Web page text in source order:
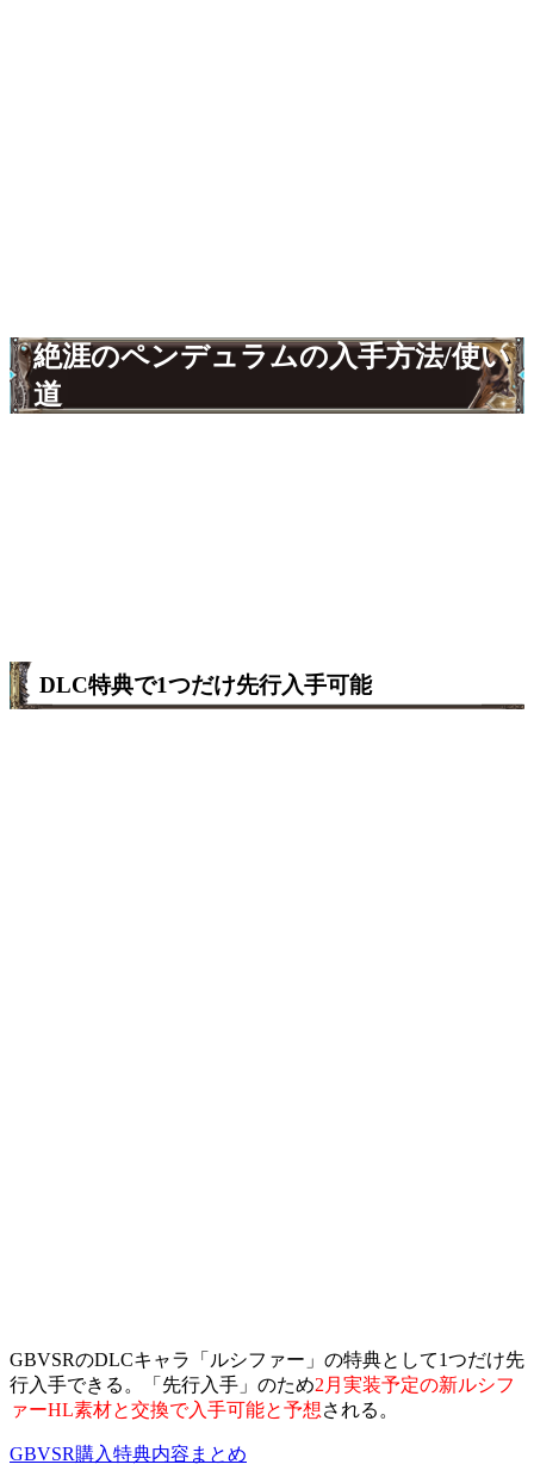
絶涯のペンデュラムの入手方法/使い
道
DLC特典で1つだけ先行入手可能
GBVSRのDLCキャラ「ルシファー」の特典として1つだけ先
行入手できる。「先行入手」のため2月実装予定の新ルシフ
ァーHL素材と交換で入手可能と予想される。
GBVSR購入特典内容まとめ